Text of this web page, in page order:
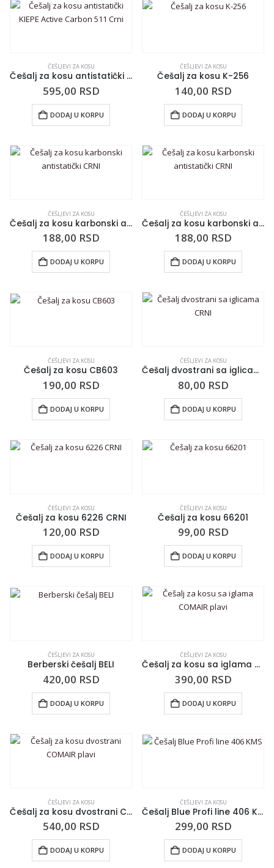
ČEŠLJEVI ZA KOSU
Češalj za kosu antistatički KIEPE Active Carbon 511 Crni
595,00 RSD
DODAJ U KORPU
ČEŠLJEVI ZA KOSU
Češalj za kosu K-256
140,00 RSD
DODAJ U KORPU
ČEŠLJEVI ZA KOSU
Češalj za kosu karbonski antistatički CRNI
188,00 RSD
DODAJ U KORPU
ČEŠLJEVI ZA KOSU
Češalj za kosu karbonski antistatički CRNI
188,00 RSD
DODAJ U KORPU
ČEŠLJEVI ZA KOSU
Češalj za kosu CB603
190,00 RSD
DODAJ U KORPU
ČEŠLJEVI ZA KOSU
Češalj dvostrani sa iglicama CRNI
80,00 RSD
DODAJ U KORPU
ČEŠLJEVI ZA KOSU
Češalj za kosu 6226 CRNI
120,00 RSD
DODAJ U KORPU
ČEŠLJEVI ZA KOSU
Češalj za kosu 66201
99,00 RSD
DODAJ U KORPU
ČEŠLJEVI ZA KOSU
Berberski češalj BELI
420,00 RSD
DODAJ U KORPU
ČEŠLJEVI ZA KOSU
Češalj za kosu sa iglama COMAIR plavi
390,00 RSD
DODAJ U KORPU
ČEŠLJEVI ZA KOSU
Češalj za kosu dvostrani COMAIR plavi
540,00 RSD
DODAJ U KORPU
ČEŠLJEVI ZA KOSU
Češalj Blue Profi line 406 KMS
299,00 RSD
DODAJ U KORPU